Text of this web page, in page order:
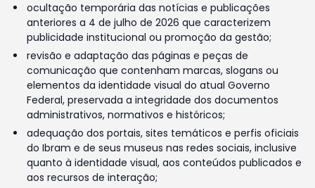
ocultação temporária das notícias e publicações
anteriores a 4 de julho de 2026 que caracterizem
publicidade institucional ou promoção da gestão;
revisão e adaptação das páginas e peças de
comunicação que contenham marcas, slogans ou
elementos da identidade visual do atual Governo
Federal, preservada a integridade dos documentos
administrativos, normativos e históricos;
adequação dos portais, sites temáticos e perfis oficiais
do Ibram e de seus museus nas redes sociais, inclusive
quanto à identidade visual, aos conteúdos publicados e
aos recursos de interação;